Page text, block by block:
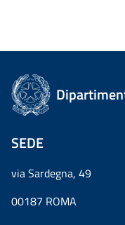
SEDE
via Sardegna, 49
00187 ROMA